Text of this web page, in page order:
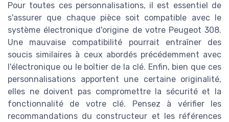
Pour toutes ces personnalisations, il est essentiel de
s'assurer que chaque pièce soit compatible avec le
système électronique d'origine de votre Peugeot 308.
Une mauvaise compatibilité pourrait entraîner des
soucis similaires à ceux abordés précédemment avec
l'électronique ou le boîtier de la clé. Enfin, bien que ces
personnalisations apportent une certaine originalité,
elles ne doivent pas compromettre la sécurité et la
fonctionnalité de votre clé. Pensez à vérifier les
recommandations du constructeur et les références